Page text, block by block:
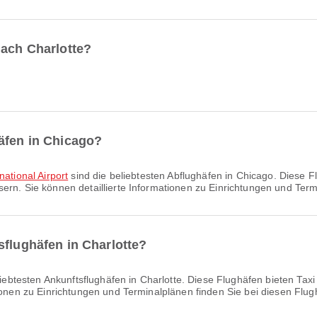
Charlotte?
in Chicago?
Airport sind die beliebtesten Abflughäfen in Chicago. Diese
Sie können detaillierte Informationen zu Einrichtungen und
in Charlotte?
Ankunftsflughäfen in Charlotte. Diese Flughäfen bieten
zu Einrichtungen und Terminalplänen finden Sie bei diesen